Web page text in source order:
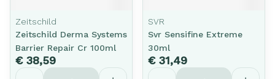
Zeitschild
Zeitschild Derma Systems
Barrier Repair Cr 100ml
€ 38,59
Aantal
SVR
Svr Sensifine Extreme
30ml
€ 31,49
Aantal